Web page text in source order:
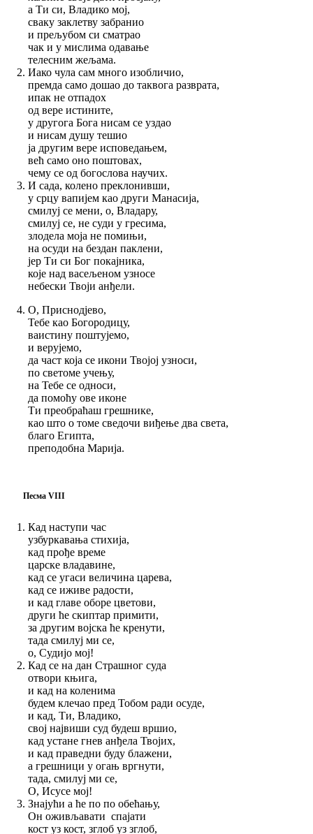
а Ти си, Владико мој,
сваку заклетву забранио
и прељубом си сматрао
чак и у мислима одавање
телесним жељама.
Иако чула сам много изобличио,
премда само дошао до таквога разврата,
ипак не отпадох
од вере истините,
у другога Бога нисам се уздао
и нисам душу тешио
ја другим вере исповедањем,
већ само оно поштовах,
чему се од богослова научих.
И сада, колено преклонивши,
у срцу вапијем као други Манасија,
смилуј се мени, о, Владару,
смилуј се, не суди у гресима,
злодела моја не помињи,
на осуди на бездан паклени,
јер Ти си Бог покајника,
које над васељеном узносе
небески Твоји анђели.
О, Приснодјево,
Тебе као Богородицу,
ваистину поштујемо,
и верујемо,
да част која се икони Твојој узноси,
по светоме учењу,
на Тебе се односи,
да помоћу ове иконе
Ти преобраћаш грешнике,
као што о томе сведочи виђење два света,
благо Египта,
преподобна Марија.
Песма VIII
Кад наступи час
узбуркавања стихија,
кад прође време
царске владавине,
кад се угаси величина царева,
кад се иживе радости,
и кад главе оборе цветови,
други ће скиптар примити,
за другим војска ће кренути,
тада смилуј ми се,
о, Судијо мој!
Кад се на дан Страшног суда
отвори књига,
и кад на коленима
будем клечао пред Тобом ради осуде,
и кад, Ти, Владико,
свој највиши суд будеш вршио,
кад устане гнев анђела Твојих,
и кад праведни буду блажени,
а грешници у огањ вргнути,
тада, смилуј ми се,
О, Исусе мој!
Знајући а ће по по обећању,
Он оживљавати спајати
кост уз кост, зглоб уз зглоб,